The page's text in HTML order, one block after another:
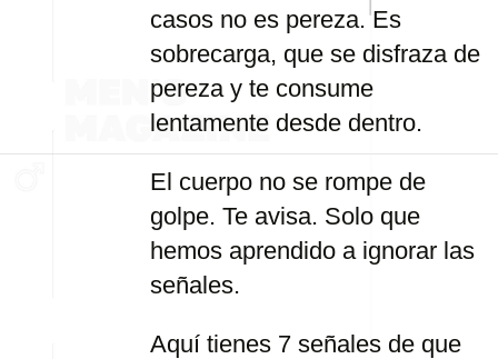
casos no es pereza. Es
sobrecarga, que se disfraza de
pereza y te consume
lentamente desde dentro.
El cuerpo no se rompe de
golpe. Te avisa. Solo que
hemos aprendido a ignorar las
señales.
Aquí tienes 7 señales de que